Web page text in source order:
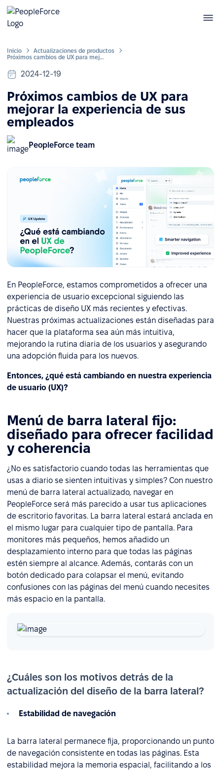
Inicio
Actualizaciones de productos
Próximos cambios de UX para mejorar la experiencia de sus empleados
2024-12-19
Próximos cambios de UX para
mejorar la experiencia de sus
empleados
PeopleForce team
En PeopleForce, estamos comprometidos a ofrecer una
experiencia de usuario excepcional siguiendo las
prácticas de diseño UX más recientes y efectivas.
Nuestras próximas actualizaciones están diseñadas para
hacer que la plataforma sea aún más intuitiva,
mejorando la rutina diaria de los usuarios y asegurando
una adopción fluida para los nuevos.
Entonces, ¿qué está cambiando en nuestra experiencia
de usuario (UX)?
Menú de barra lateral fijo:
diseñado para ofrecer facilidad
y coherencia
¿No es satisfactorio cuando todas las herramientas que
usas a diario se sienten intuitivas y simples? Con nuestro
menú de barra lateral actualizado, navegar en
PeopleForce será más parecido a usar tus aplicaciones
de escritorio favoritas. La barra lateral estará anclada en
el mismo lugar para cualquier tipo de pantalla. Para
monitores más pequeños, hemos añadido un
desplazamiento interno para que todas las páginas
estén siempre al alcance. Además, contarás con un
botón dedicado para colapsar el menú, evitando
confusiones con las páginas del menú cuando necesites
más espacio en la pantalla.
¿Cuáles son los motivos detrás de la
actualización del diseño de la barra lateral?
Estabilidad de navegación
La barra lateral permanece fija, proporcionando un punto
de navegación consistente en todas las páginas. Esta
estabilidad mejora la memoria espacial, facilitando a los